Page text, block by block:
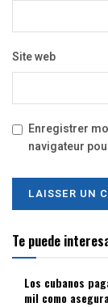
Site web
Enregistrer
navigateur
Te puede
Los cubanos
mil como